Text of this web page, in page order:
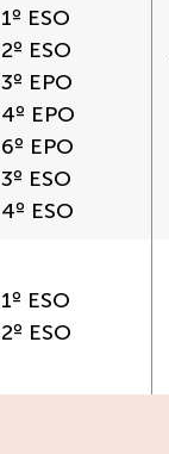
1º ESO
2º ESO
3º EPO
4º EPO
6º EPO
3º ESO
4º ESO
1º ESO
2º ESO